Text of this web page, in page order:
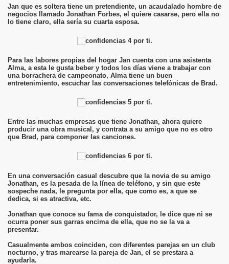
Jan que es soltera tiene un pretendiente, un acaudalado hombre de
negocios llamado Jonathan Forbes, el quiere casarse, pero ella no
lo tiene claro, ella sería su cuarta esposa.
Para las labores propias del hogar Jan cuenta con una asistenta
Alma, a esta le gusta beber y todos los días viene a trabajar con
una borrachera de campeonato, Alma tiene un buen
entretenimiento, escuchar las conversaciones telefónicas de Brad.
Entre las muchas empresas que tiene Jonathan, ahora quiere
producir una obra musical, y contrata a su amigo que no es otro
que Brad, para componer las canciones.
En una conversación casual descubre que la novia de su amigo
Jonathan, es la pesada de la línea de teléfono, y sin que este
sospeche nada, le pregunta por ella, que como es, a que se
dedica, si es atractiva, etc.
Jonathan que conoce su fama de conquistador, le dice que ni se
ocurra poner sus garras encima de ella, que no se la va a
presentar.
Casualmente ambos coinciden, con diferentes parejas en un club
nocturno, y tras marearse la pareja de Jan, el se prestara a
ayudarla.